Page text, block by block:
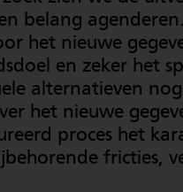
belang
het nieuwe
en zeker het
alternatieven
het nieuwe
proces het
fricties,